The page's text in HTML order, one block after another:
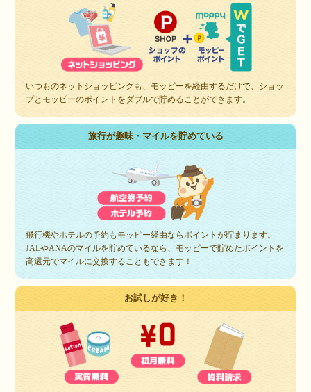
いつものネットショッピングも、モッピーを経由するだけで、ショッ
プとモッピーのポイントをダブルで貯めることができます。
旅行が趣味・マイルを貯めている
飛行機やホテルの予約もモッピー経由ならポイントが貯まります。
JALやANAのマイルを貯めているなら、モッピーで貯めたポイントを
高還元でマイルに交換することもできます！
お試しが好き！